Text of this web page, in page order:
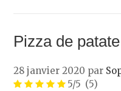
Pizza de
28 janvier 2020 par
5/5 (5)